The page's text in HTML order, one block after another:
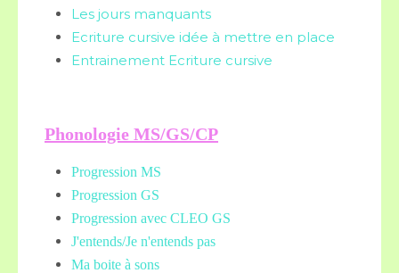
Les jours manquants
Ecriture cursive idée à mettre en place
Entrainement Ecriture cursive
Phonologie MS/GS/CP
Progression MS
Progression GS
Progression avec CLEO GS
J'entends/Je n'entends pas
Ma boite à sons